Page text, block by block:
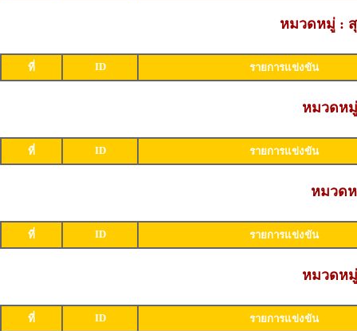
หมวดหมู่ :
ที่ ID รายการแข่งขัน
หมวดห
ที่ ID รายการแข่งขัน
หมวด
ที่ ID รายการแข่งขัน
หมวดห
ที่ ID รายการแข่งขัน